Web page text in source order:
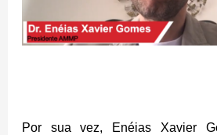
Por sua vez, Enéias Xavier